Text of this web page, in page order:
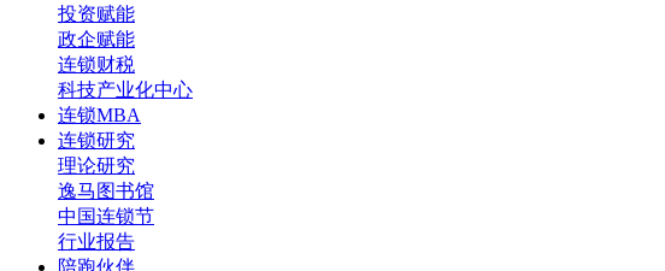
投资赋能
政企赋能
连锁财税
科技产业化中心
连锁MBA
连锁研究
理论研究
逸马图书馆
中国连锁节
行业报告
陪跑伙伴